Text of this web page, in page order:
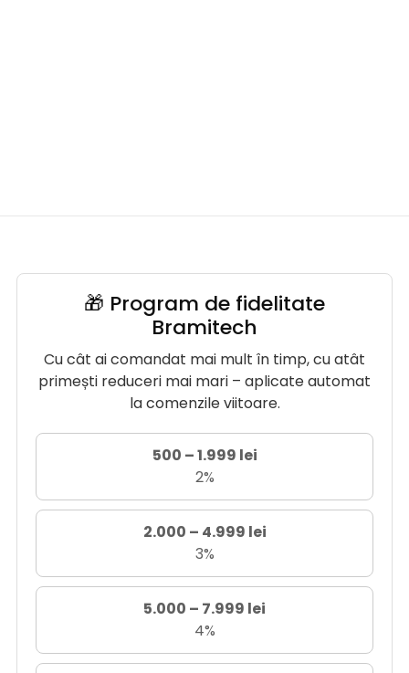
🎁 Program de fidelitate
Bramitech
Cu cât ai comandat mai mult în timp, cu atât
primești reduceri mai mari – aplicate automat
la comenzile viitoare.
500 – 1.999 lei
2%
2.000 – 4.999 lei
3%
5.000 – 7.999 lei
4%